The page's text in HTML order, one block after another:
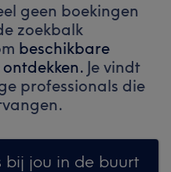
geen boekingen
zoekbalk
beschikbare
Je vindt
professionals die
bij jou in de buurt